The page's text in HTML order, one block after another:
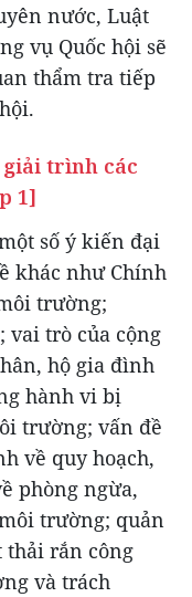
nước, Luật
vụ Quốc hội sẽ
thẩm tra tiếp
giải trình các
1]
số ý kiến đại
khác như Chính
trường;
vai trò của cộng
hộ gia đình
hành vi bị
trường; vấn đề
về quy hoạch,
phòng ngừa,
trường; quản
thải rắn công
và trách